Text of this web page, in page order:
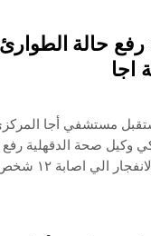
اجا
مستشفي أجا المركزي 8 إصابات في حادث انفجار
وكيل صحة الدقهلية رفع
اصابة ١٢ شخص ولا يوجد وفيات، وتم